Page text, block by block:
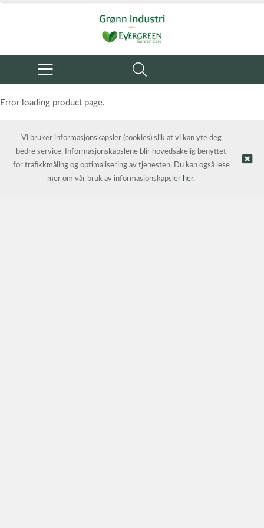
Error loading product page.
© Grønn Industri AS | Nettbutikk levert avKréatif AS
Vi bruker informasjonskapsler (cookies) slik at vi kan yte deg
bedre service. Informasjonskapslene blir hovedsakelig benyttet
for trafikkmåling og optimalisering av tjenesten. Du kan også lese
mer om vår bruk av informasjonskapsler her.